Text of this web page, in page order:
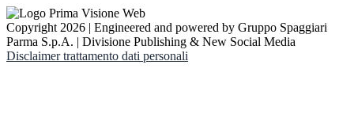
Copyright 2026 | Engineered and powered by Gruppo Spaggiari
Parma S.p.A. | Divisione Publishing & New Social Media
Disclaimer trattamento dati personali